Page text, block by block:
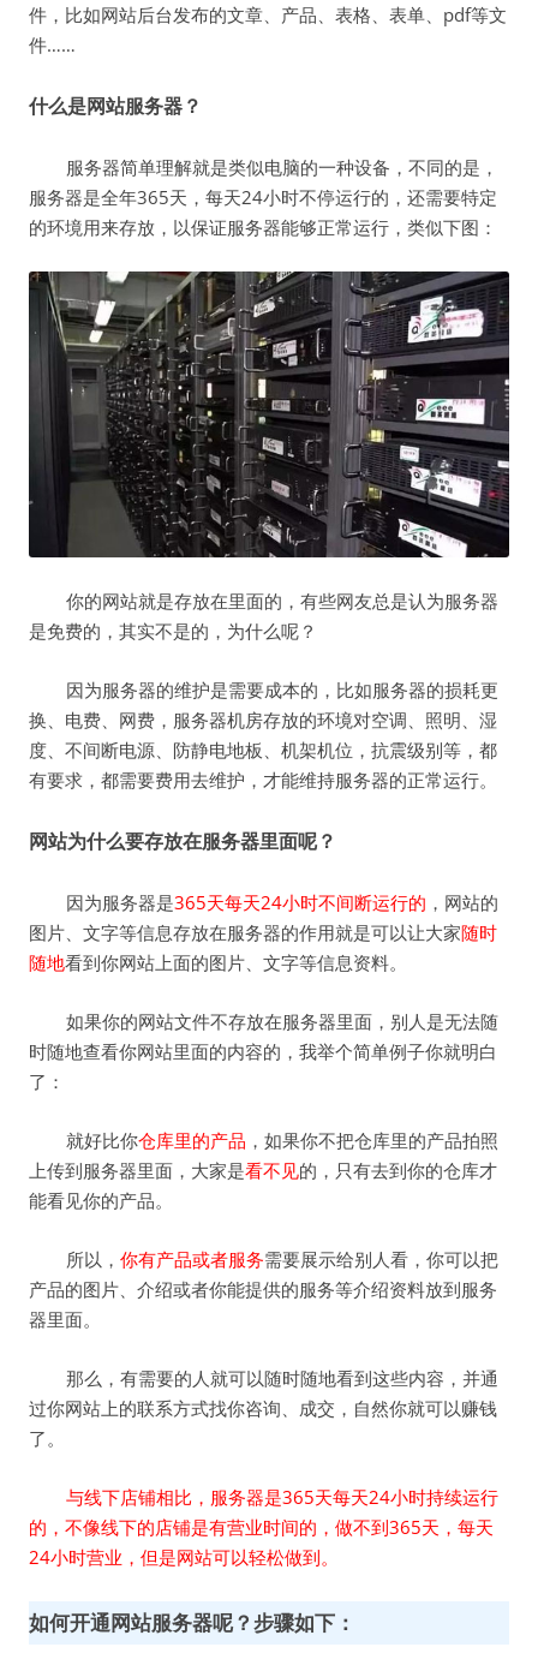
件，比如网站后台发布的文章、产品、表格、表单、pdf等文
件……
什么是网站服务器？
服务器简单理解就是类似电脑的一种设备，不同的是，
服务器是全年365天，每天24小时不停运行的，还需要特定
的环境用来存放，以保证服务器能够正常运行，类似下图：
你的网站就是存放在里面的，有些网友总是认为服务器
是免费的，其实不是的，为什么呢？
因为服务器的维护是需要成本的，比如服务器的损耗更
换、电费、网费，服务器机房存放的环境对空调、照明、湿
度、不间断电源、防静电地板、机架机位，抗震级别等，都
有要求，都需要费用去维护，才能维持服务器的正常运行。
网站为什么要存放在服务器里面呢？
因为服务器是365天每天24小时不间断运行的 ，网站的
图片、文字等信息存放在服务器的作用就是可以让大家随时
随地看到你网站上面的图片、文字等信息资料。
如果你的网站文件不存放在服务器里面，别人是无法随
时随地查看你网站里面的内容的，我举个简单例子你就明白
了：
就好比你仓库里的产品 ，如果你不把仓库里的产品拍照
上传到服务器里面，大家是看不见的，只有去到你的仓库才
能看见你的产品。
所以， 你有产品或者服务需要展示给别人看，你可以把
产品的图片、介绍或者你能提供的服务等介绍资料放到服务
器里面。
那么，有需要的人就可以随时随地看到这些内容，并通
过你网站上的联系方式找你咨询、成交，自然你就可以赚钱
了。
与线下店铺相比，服务器是365天每天24小时持续运行
的，不像线下的店铺是有营业时间的，做不到365天，每天
24小时营业，但是网站可以轻松做到。
如何开通网站服务器呢？步骤如下：